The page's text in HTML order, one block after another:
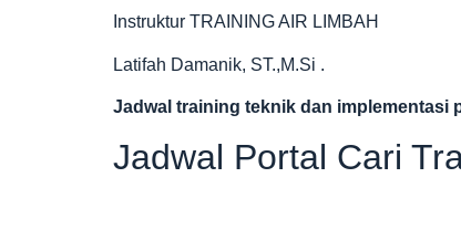
Instruktur TRAINING AIR LIMBAH
Latifah Damanik, ST.,M.Si .
Jadwal training teknik dan implementasi
Jadwal Portal Cari